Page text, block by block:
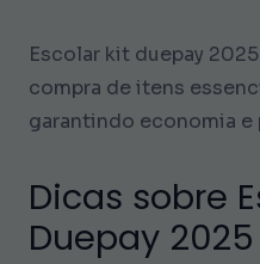
Escolar kit duepay
compra de itens
garantindo economia e
Dicas sobre
Duepay 2025